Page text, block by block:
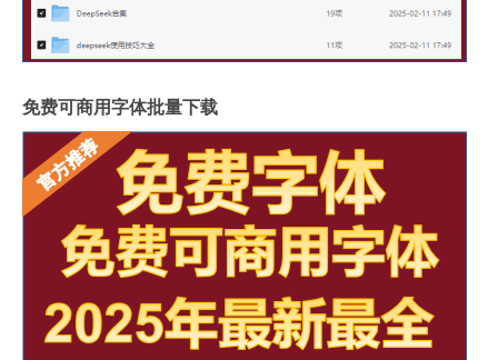
免费可商用字体批量下载